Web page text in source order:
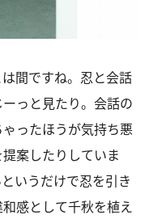
間ですね。忍と会話
っと見たり。会話の
ったほうが気持ち悪
案したりしていま
いうだけで忍を引き
感として千秋を植え